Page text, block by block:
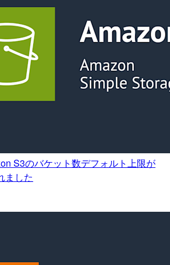
S3のバケット数デフォルト上限が
ました